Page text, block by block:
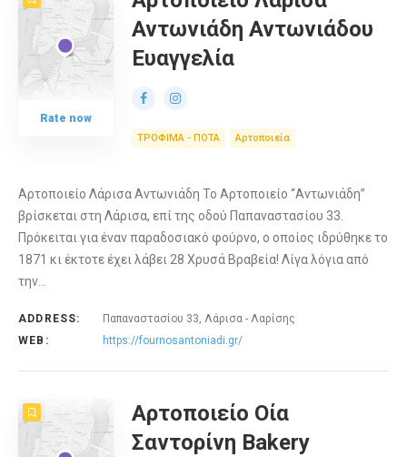
Rate now
Αντωνιάδη Αντωνιάδου
Ευαγγελία
ΤΡΟΦΙΜΑ - ΠΟΤΑ Αρτοποιεία
Αρτοποιείο Λάρισα Αντωνιάδη Το Αρτοποιείο “Αντωνιάδη”
βρίσκεται στη Λάρισα, επί της οδού Παπαναστασίου 33.
Πρόκειται για έναν παραδοσιακό φούρνο, ο οποίος ιδρύθηκε το
1871 κι έκτοτε έχει λάβει 28 Χρυσά Βραβεία! Λίγα λόγια από
την…
ADDRESS:
Παπαναστασίου 33, Λάρισα - Λαρίσης
WEB:
https://fournosantoniadi.gr/
Αρτοποιείο Οία
Σαντορίνη Bakery